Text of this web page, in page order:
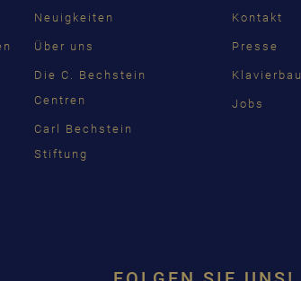
Neuigkeiten
Über uns
Die C. Bechstein
Centren
Carl Bechstein
Stiftung
Kontakt
Presse
Klavierbau
Jobs